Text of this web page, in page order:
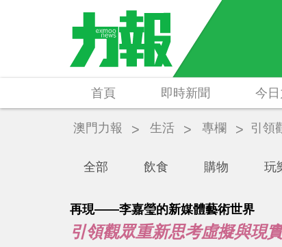
首頁 即時新聞 今日
澳門力報 生活 專欄 引領
全部 飲食 購物 玩
再現——李嘉瑩的新媒體藝術世界
引領觀眾重新思考虛擬與現